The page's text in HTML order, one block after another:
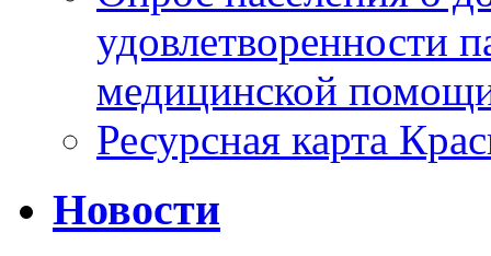
удовлетворенности
медицинской
Ресурсная карта
Новости